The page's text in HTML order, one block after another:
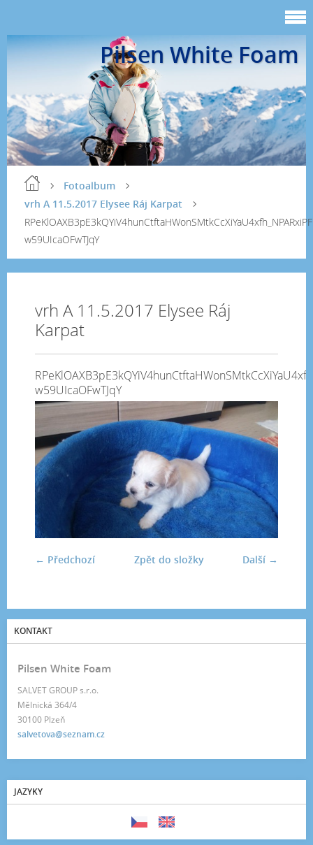
Pilsen White Foam
Fotoalbum
vrh A 11.5.2017 Elysee Ráj Karpat
w59UIcaOFwTJqY
vrh A 11.5.2017 Elysee Ráj
Karpat
w59UIcaOFwTJqY
← Předchozí Další →
Zpět do složky
KONTAKT
Pilsen White Foam
SALVET GROUP s.r.o.
Mělnická 364/4
30100 Plzeň
salvetova@seznam.cz
JAZYKY